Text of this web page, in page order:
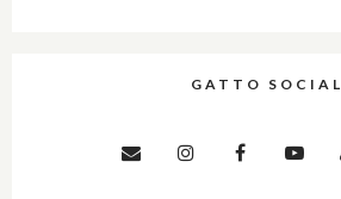
GATTO SOCIAL